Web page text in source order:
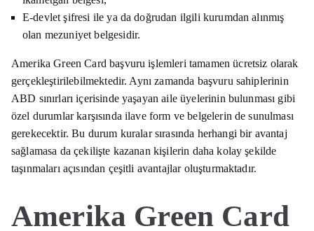
E-devlet şifresi ile ya da doğrudan ilgili kurumdan alınmış
olan mezuniyet belgesidir.
Amerika Green Card başvuru işlemleri tamamen ücretsiz olarak
gerçekleştirilebilmektedir. Aynı zamanda başvuru sahiplerinin
ABD sınırları içerisinde yaşayan aile üyelerinin bulunması gibi
özel durumlar karşısında ilave form ve belgelerin de sunulması
gerekecektir. Bu durum kuralar sırasında herhangi bir avantaj
sağlamasa da çekilişte kazanan kişilerin daha kolay şekilde
taşınmaları açısından çeşitli avantajlar oluşturmaktadır.
Amerika Green Card